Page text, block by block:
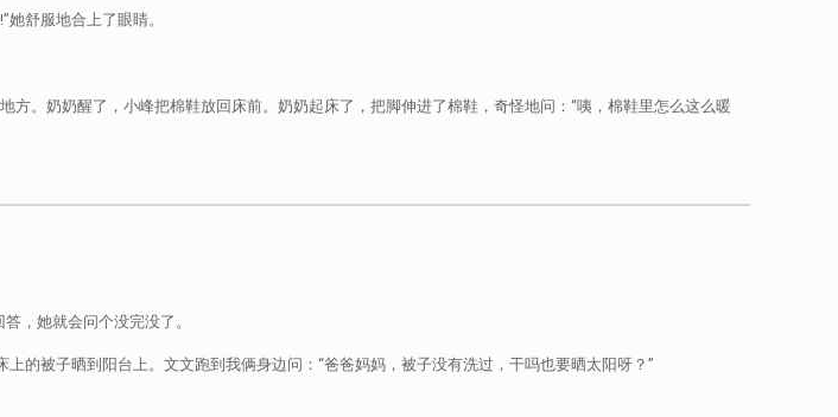
舒服地合上了眼睛。
。奶奶醒了，小峰把棉鞋放回床前。奶奶起床了，把脚伸进了棉鞋，奇怪地问：“咦，棉鞋里怎么这么暖
，她就会问个没完没了。
的被子晒到阳台上。文文跑到我俩身边问：“爸爸妈妈，被子没有洗过，干吗也要晒太阳呀？”